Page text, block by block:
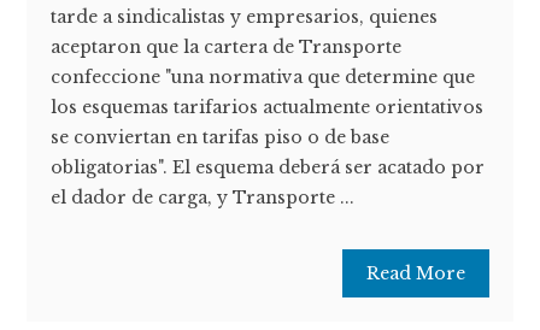
tarde a sindicalistas y empresarios, quienes
aceptaron que la cartera de Transporte
confeccione "una normativa que determine que
los esquemas tarifarios actualmente orientativos
se conviertan en tarifas piso o de base
obligatorias". El esquema deberá ser acatado por
el dador de carga, y Transporte ...
Read More